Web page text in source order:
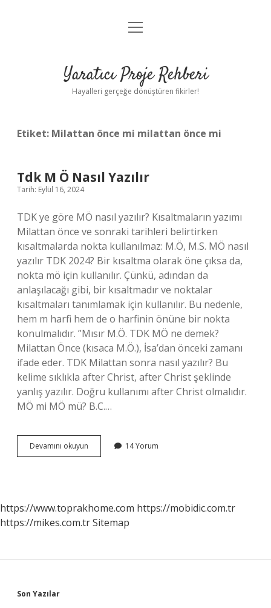
Anasayfa
Yasal Uyarı
menüyü
Yaratıcı Proje Rehberi
Hayalleri gerçeğe dönüştüren fikirler!
Etiket: Milattan önce mi milattan önce mi
Tdk M Ö Nasıl Yazılır
Tarih: Eylül 16, 2024
TDK ye göre MÖ nasıl yazılır? Kısaltmaların yazımı
Milattan önce ve sonraki tarihleri ​​belirtirken
kısaltmalarda nokta kullanılmaz: M.Ö, M.S. MÖ nasıl
yazılır TDK 2024? Bir kısaltma olarak öne çıksa da,
nokta mö için kullanılır. Çünkü, adından da
anlaşılacağı gibi, bir kısaltmadır ve noktalar
kısaltmaları tanımlamak için kullanılır. Bu nedenle,
hem m harfi hem de o harfinin önüne bir nokta
konulmalıdır. ”Mısır M.Ö. TDK MÖ ne demek?
Milattan Önce (kısaca M.Ö.), İsa’dan önceki zamanı
ifade eder. TDK Milattan sonra nasıl yazılır? Bu
kelime sıklıkla after Christ, after Christ şeklinde
yanlış yazılır. Doğru kullanımı after Christ olmalıdır.
MÖ mi MÖ mü? B.C.…
Devamını okuyun
M
14 Yorum
https://www.toprakhome.com https://mobidic.com.tr
https://mikes.com.trSitemap
Son Yazılar